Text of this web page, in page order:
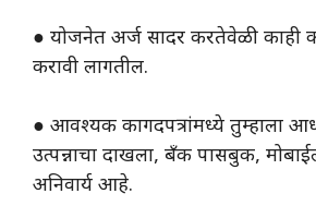
● योजनेत अर्ज सादर करतेवेळी काही
करावी लागतील.
● आवश्यक कागदपत्रांमध्ये तुम्हाला
उत्पन्नाचा दाखला, बँक पासबुक,
अनिवार्य आहे.